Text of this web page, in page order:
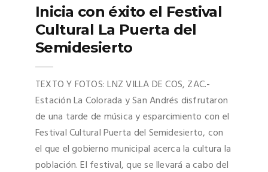
Inicia con éxito el Festival
Cultural La Puerta del
Semidesierto
TEXTO Y FOTOS: LNZ VILLA DE COS, ZAC.-
Estación La Colorada y San Andrés disfrutaron
de una tarde de música y esparcimiento con el
Festival Cultural Puerta del Semidesierto, con
el que el gobierno municipal acerca la cultura la
población. El festival, que se llevará a cabo del